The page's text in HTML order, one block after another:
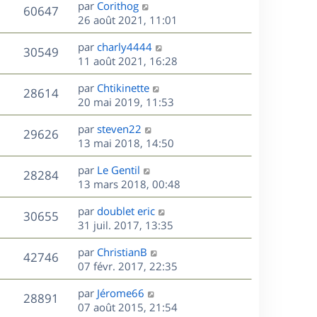
e
s
n
i
e
r
m
e
s
s
a
g
e
60647V
u
D
e
r
n
i
e
r
m
e
s
s
a
g
e
par Corithog
26 août 2021, 11:01
30549V
u
D
e
r
n
i
e
r
m
e
s
s
a
g
e
par charly4444
11 août 2021, 16:28
28614V
u
e
D
e
r
n
i
e
r
m
e
s
s
a
g
e
par Chtikinette
20 mai 2019, 11:53
29626V
u
D
e
r
n
i
e
r
m
e
s
s
a
g
e
par steven22
13 mai 2018, 14:50
28284V
u
D
e
r
n
i
e
r
m
e
s
s
par Le Gentil
13 mars 2018, 00:48
30655V
u
e
D
e
r
n
i
e
r
m
par doublet eric
31 juil. 2017, 13:35
42746V
u
D
e
r
n
i
par ChristianB
07 févr. 2017, 22:35
28891
D
e
par Jérome66
07 août 2015, 21:54